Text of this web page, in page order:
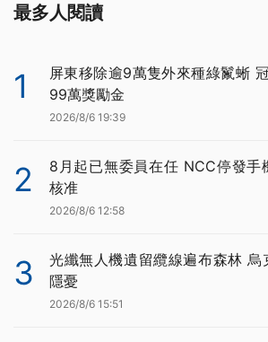
最多人閱讀
1
屏東移除逾9萬隻外來種綠鬣蜥
99萬獎勵金
2026/8/6 19:39
2
8月起已無委員在任 NCC停發手
核准
2026/8/6 12:58
3
光纖無人機遺留纜線遍布森林 烏
隱憂
2026/8/6 15:51